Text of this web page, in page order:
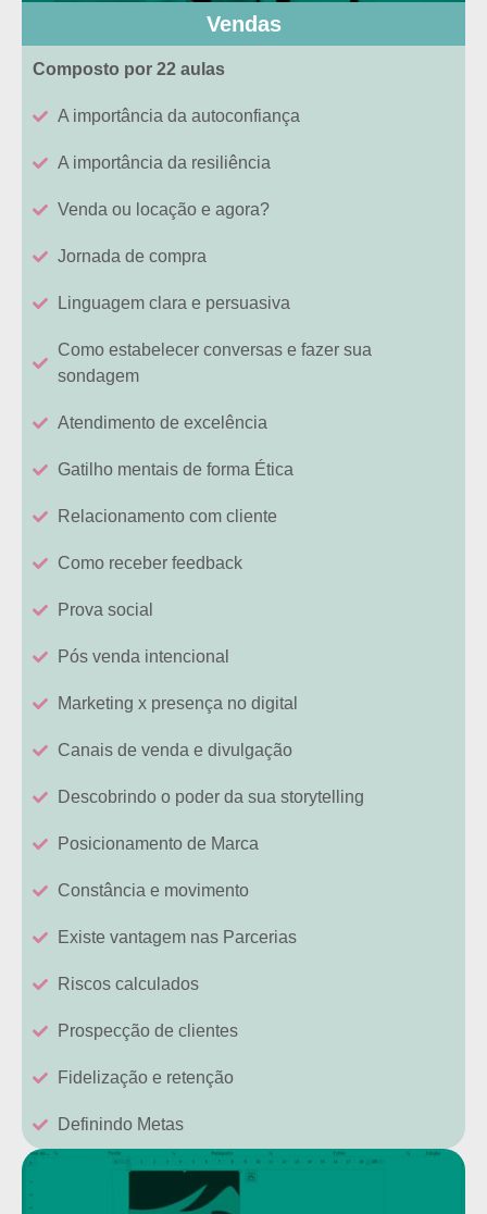
Vendas
Composto por 22 aulas
A importância da autoconfiança
A importância da resiliência
Venda ou locação e agora?
Jornada de compra
Linguagem clara e persuasiva
Como estabelecer conversas e fazer sua
sondagem
Atendimento de excelência
Gatilho mentais de forma Ética
Relacionamento com cliente
Como receber feedback
Prova social
Pós venda intencional
Marketing x presença no digital
Canais de venda e divulgação
Descobrindo o poder da sua storytelling
Posicionamento de Marca
Constância e movimento
Existe vantagem nas Parcerias
Riscos calculados
Prospecção de clientes
Fidelização e retenção
Definindo Metas